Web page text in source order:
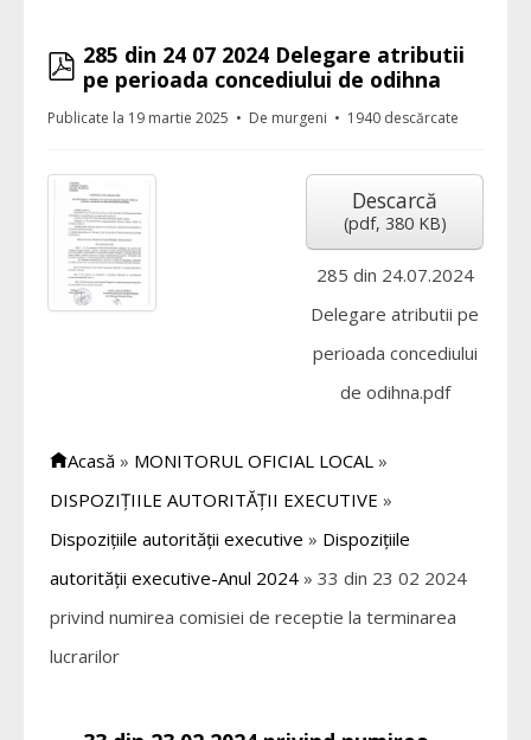
pdf
285 din 24 07 2024 Delegare atributii
pe perioada concediului de odihna
Publicate la 19 martie 2025 De murgeni 1940 descărcate
Descarcă
(pdf, 380 KB)
285 din 24.07.2024
Delegare atributii pe
perioada concediului
de odihna.pdf
Acasă » MONITORUL OFICIAL LOCAL »
DISPOZIȚIILE AUTORITĂȚII EXECUTIVE »
Dispozițiile autorității executive » Dispozițiile
autorității executive-Anul 2024 » 33 din 23 02 2024
privind numirea comisiei de receptie la terminarea
lucrarilor